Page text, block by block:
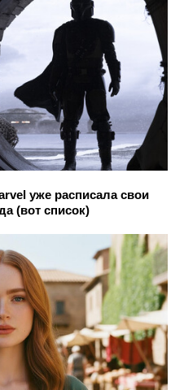
уже расписала свои
(вот список)